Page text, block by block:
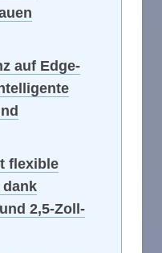
auf Edge-
flexible
2,5-Zoll-